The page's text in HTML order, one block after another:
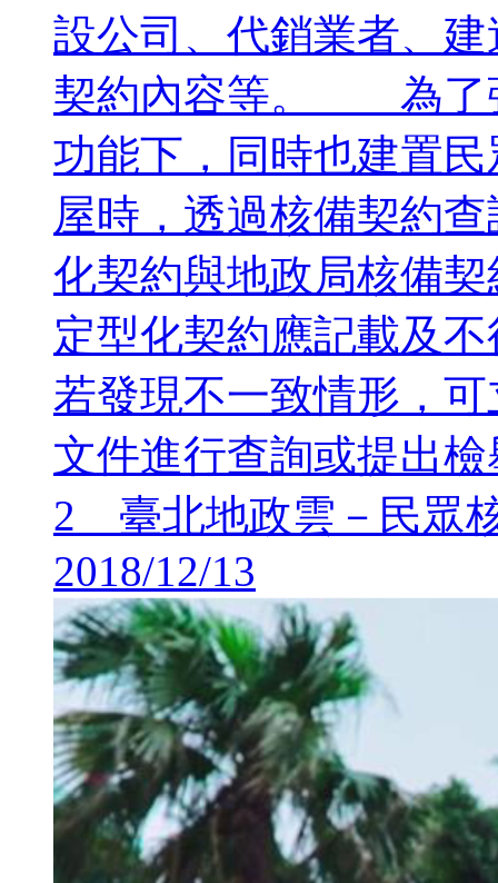
設公司、代銷業者、
契約內容等。 為了
功能下，同時也建置
屋時，透過核備契約
化契約與地政局核備
定型化契約應記載及
若發現不一致情形，
文件進行查詢或提出
2 臺北地政雲－民眾
2018/12/13